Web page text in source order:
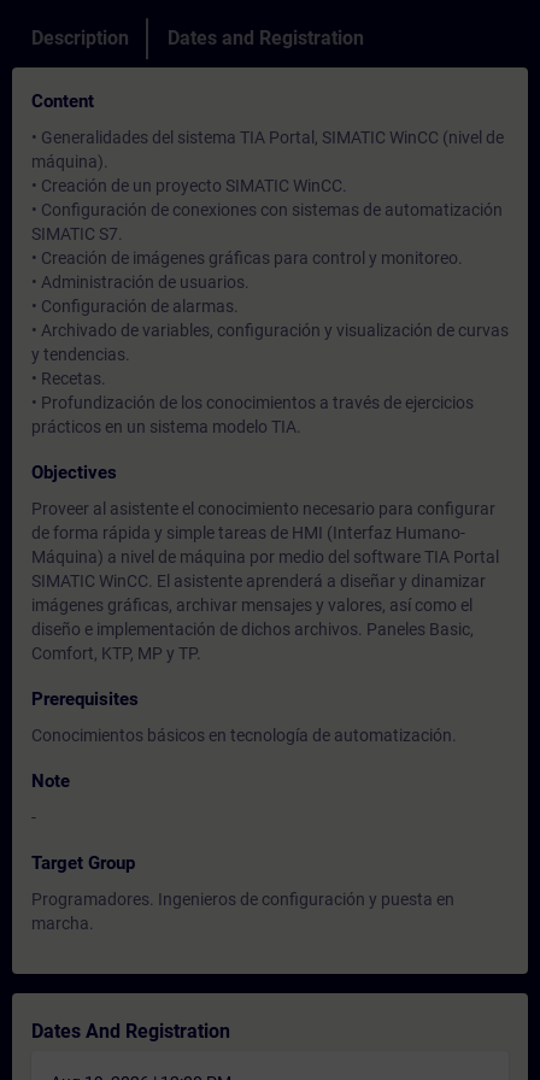
Description Dates and Registration
Content
• Generalidades del sistema TIA Portal, SIMATIC WinCC (nivel de
máquina).
• Creación de un proyecto SIMATIC WinCC.
• Configuración de conexiones con sistemas de automatización
SIMATIC S7.
• Creación de imágenes gráficas para control y monitoreo.
• Administración de usuarios.
• Configuración de alarmas.
• Archivado de variables, configuración y visualización de curvas
y tendencias.
• Recetas.
• Profundización de los conocimientos a través de ejercicios
prácticos en un sistema modelo TIA.
Objectives
Proveer al asistente el conocimiento necesario para configurar
de forma rápida y simple tareas de HMI (Interfaz Humano-
Máquina) a nivel de máquina por medio del software TIA Portal
SIMATIC WinCC. El asistente aprenderá a diseñar y dinamizar
imágenes gráficas, archivar mensajes y valores, así como el
diseño e implementación de dichos archivos. Paneles Basic,
Comfort, KTP, MP y TP.
Prerequisites
Conocimientos básicos en tecnología de automatización.
Note
-
Target Group
Programadores. Ingenieros de configuración y puesta en
marcha.
Dates And Registration